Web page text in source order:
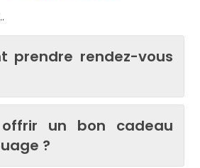
prendre rendez-vous
un bon cadeau
?